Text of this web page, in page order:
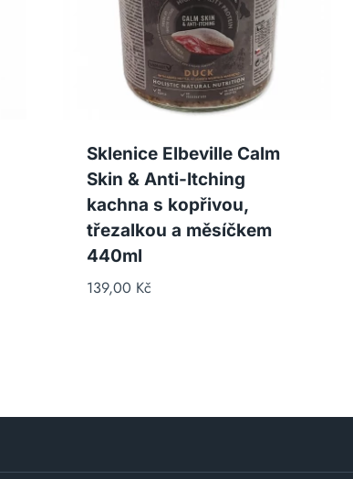
Sklenice Elbeville Calm
Skin & Anti-Itching
kachna s kopřivou,
třezalkou a měsíčkem
440ml
139,00 Kč